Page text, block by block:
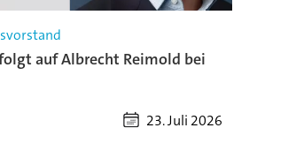
auf Albrecht Reimold bei
23. Juli 2026